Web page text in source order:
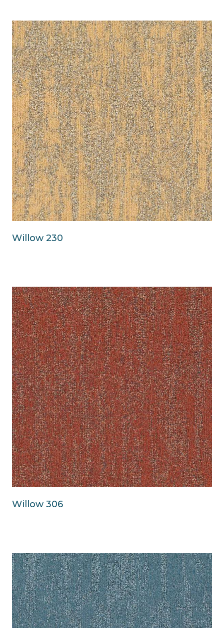
Willow 230
Willow 306